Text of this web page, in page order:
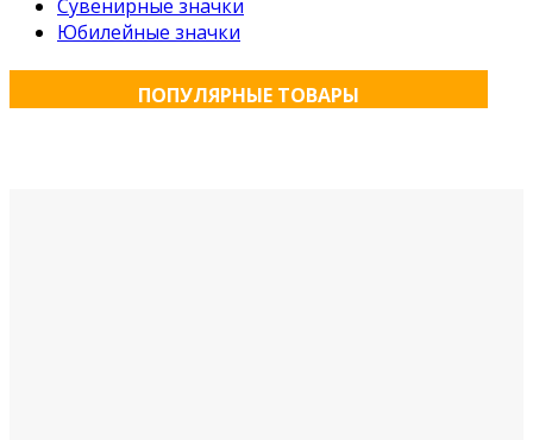
Сувенирные значки
Юбилейные значки
ПОПУЛЯРНЫЕ ТОВАРЫ